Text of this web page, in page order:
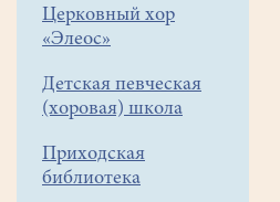
Церковный хор
«Элеос»
Детская певческая
(хоровая) школа
Приходская
библиотека